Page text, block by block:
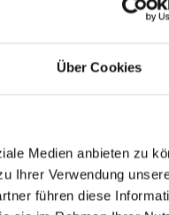
Über Cookies
Medien anbieten zu
Ihrer Verwendung
führen diese